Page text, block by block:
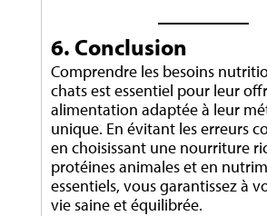
6. Conclusion
Comprendre les besoins
chats est essentiel pour leur
alimentation adaptée à leur
unique. En évitant les erreurs
en choisissant une nourriture
protéines animales et en
essentiels, vous garantissez à
vie saine et équilibrée.